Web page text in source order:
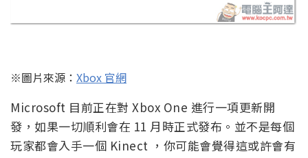
※圖片來源： Xbox 官網
Microsoft 目前正在對 Xbox One 進行一項更新開
發，如果一切順利會在 11 月時正式發布。並不是每個
玩家都會入手一個 Kinect ，你可能會覺得這或許會有